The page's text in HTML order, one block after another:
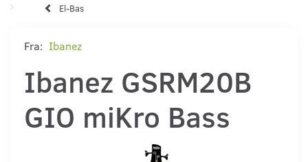
El-Bas
Fra: Ibanez
Ibanez GSRM20B
GIO miKro Bass